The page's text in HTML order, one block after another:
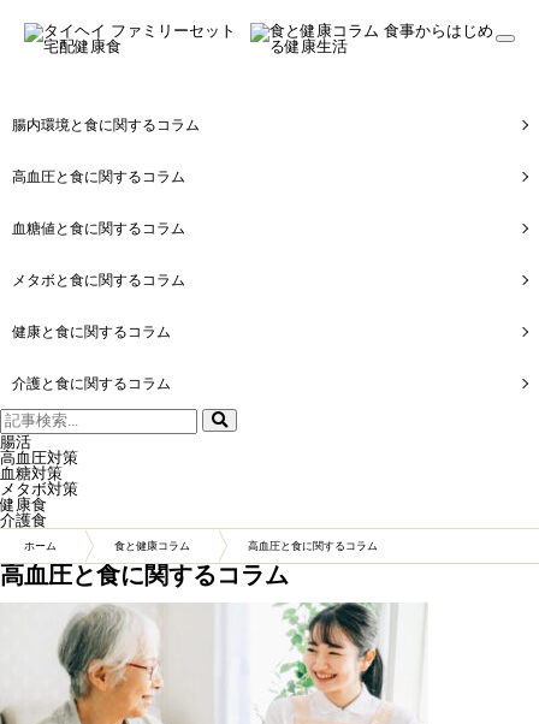
腸内環境と食に関するコラム
高血圧と食に関するコラム
血糖値と食に関するコラム
メタボと食に関するコラム
健康と食に関するコラム
介護と食に関するコラム
検
索:
腸活
高血圧対策
血糖対策
メタボ対策
健康食
介護食
ホーム 食と健康コラム 高血圧と食に関するコラム
高血圧と食に関するコラム